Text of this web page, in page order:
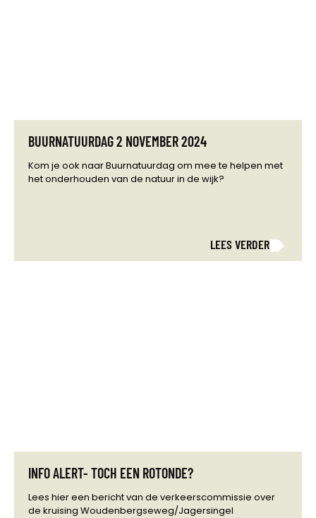
BUURNATUURDAG 2 NOVEMBER 2024
Kom je ook naar Buurnatuurdag om mee te helpen met
het onderhouden van de natuur in de wijk?
LEES VERDER
INFO ALERT- TOCH EEN ROTONDE?
Lees hier een bericht van de verkeerscommissie over
de kruising Woudenbergseweg/Jagersingel